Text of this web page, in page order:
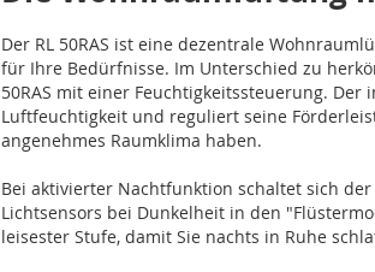
Der RL 50RAS ist eine dezentrale
für Ihre Bedürfnisse. Im Unterschied zu
50RAS mit einer Feuchtigkeitssteuerung.
Luftfeuchtigkeit und reguliert seine
angenehmes Raumklima haben.
Bei aktivierter Nachtfunktion schaltet sich
Lichtsensors bei Dunkelheit in den
leisester Stufe, damit Sie nachts in Ruhe